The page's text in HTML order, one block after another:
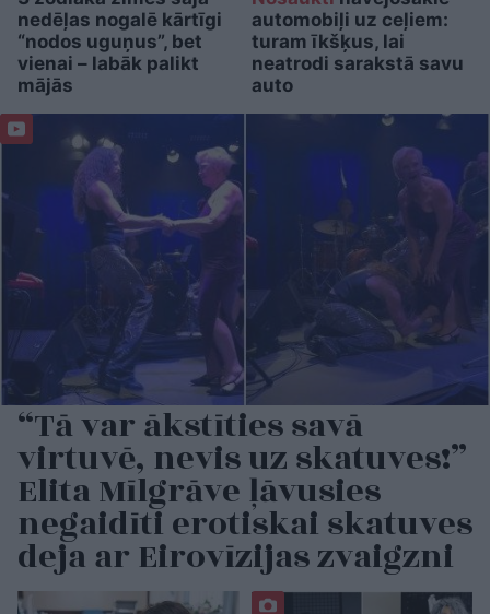
nedēļas nogalē kārtīgi
“nodos uguņus”, bet
vienai – labāk palikt
mājās
automobiļi uz ceļiem:
turam īkšķus, lai
neatrodi sarakstā savu
auto
“Tā var ākstīties savā
virtuvē, nevis uz skatuves!”
Elita Mīlgrāve ļāvusies
negaidīti erotiskai skatuves
deja ar Eirovīzijas zvaigzni